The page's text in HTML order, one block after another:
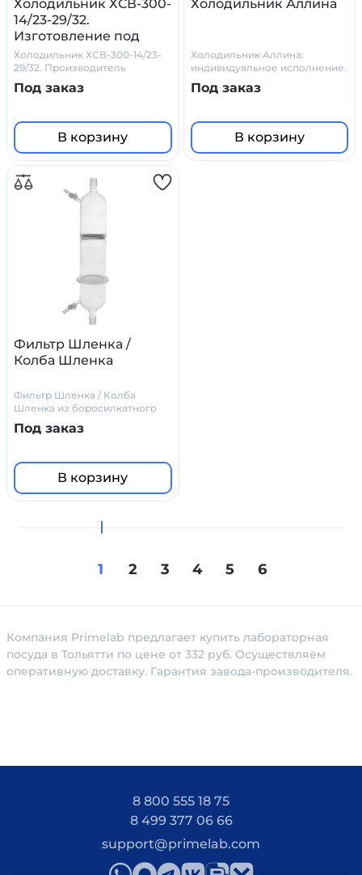
Холодильник ХСВ-300-
14/23-29/32.
Изготовление под
заказ.
Холодильник ХСВ-300-14/23-
29/32. Производитель
Primelab
Под заказ
В корзину
Холодильник Аллина
Холодильник Аллина:
индивидуальное исполнение.
Боросилкатное стекло.
Под заказ
В корзину
Фильтр Шленка /
Колба Шленка
Фильтр Шленка / Колба
Шленка из боросилкатного
стекла
Под заказ
В корзину
1 2 3 4 5 6
Компания Primelab предлагает купить лабораторная
посуда в Тольятти по цене от 332 руб. Осуществляем
оперативную доставку. Гарантия завода-производителя.
8 800 555 18 75
8 499 377 06 66
support@primelab.com